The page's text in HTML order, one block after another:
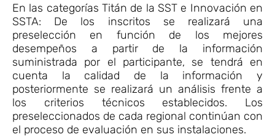
En las categorías Titán de la SST e Innovación en
SSTA: De los inscritos se realizará una
preselección en función de los mejores
desempeños a partir de la información
suministrada por el participante, se tendrá en
cuenta la calidad de la información y
posteriormente se realizará un análisis frente a
los criterios técnicos establecidos. Los
preseleccionados de cada regional continúan con
el proceso de evaluación en sus instalaciones.